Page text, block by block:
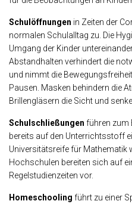
Schulöffnungen in Zeiten der
normalen Schulalltag zu. Die
Umgang der Kinder
Abstandhalten verhindert die
und nimmt die
Pausen. Masken behindern die
Brillengläsern die Sicht und
Schulschließungen führen zum
bereits auf den Unterrichtsstoff
Universitätsreife für Mathematik
Hochschulen bereiten sich auf
Regelstudienzeiten vor.
Homeschooling führt zu einer